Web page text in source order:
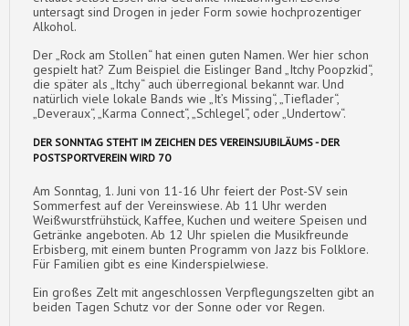
untersagt sind Drogen in jeder Form sowie hochprozentiger
Alkohol.
Der „Rock am Stollen“ hat einen guten Namen. Wer hier schon
gespielt hat? Zum Beispiel die Eislinger Band „Itchy Poopzkid“,
die später als „Itchy“ auch überregional bekannt war. Und
natürlich viele lokale Bands wie „It’s Missing“, „Tieflader“,
„Deveraux“, „Karma Connect“, „Schlegel“, oder „Undertow“.
DER SONNTAG STEHT IM ZEICHEN DES VEREINSJUBILÄUMS - DER
POSTSPORTVEREIN WIRD 70
Am Sonntag, 1. Juni von 11-16 Uhr feiert der Post-SV sein
Sommerfest auf der Vereinswiese. Ab 11 Uhr werden
Weißwurstfrühstück, Kaffee, Kuchen und weitere Speisen und
Getränke angeboten. Ab 12 Uhr spielen die Musikfreunde
Erbisberg, mit einem bunten Programm von Jazz bis Folklore.
Für Familien gibt es eine Kinderspielwiese.
Ein großes Zelt mit angeschlossen Verpflegungszelten gibt an
beiden Tagen Schutz vor der Sonne oder vor Regen.